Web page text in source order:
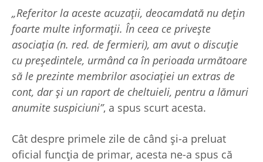
„Referitor la aceste acuzații, deocamdată nu dețin
foarte multe informații. În ceea ce privește
asociația (n. red. de fermieri), am avut o discuție
cu președintele, urmând ca în perioada următoare
să le prezinte membrilor asociației un extras de
cont, dar și un raport de cheltuieli, pentru a lămuri
anumite suspiciuni”, a spus scurt acesta.
Cât despre primele zile de când și-a preluat
oficial funcția de primar, acesta ne-a spus că